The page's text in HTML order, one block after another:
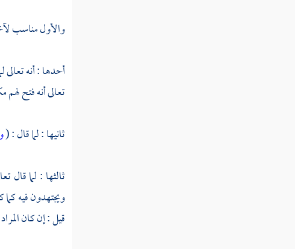
والأول مناسب
أحدها : أنه تعالى
تعالى أنه فتح لهم
ثانيها : لما قال : (
ثالثها : لما قال
ويجتهدون فيه كما
قيل : إن كان